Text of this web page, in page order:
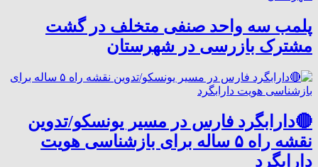
پلمب سه واحد صنفی متخلف در گشت
مشترک بازرسی در شهرستان
🔴دارابگرد فارس در مسیر یونسکو/تدوین
نقشه راه ۵ ساله برای بازشناسی هویت
دارابگرد